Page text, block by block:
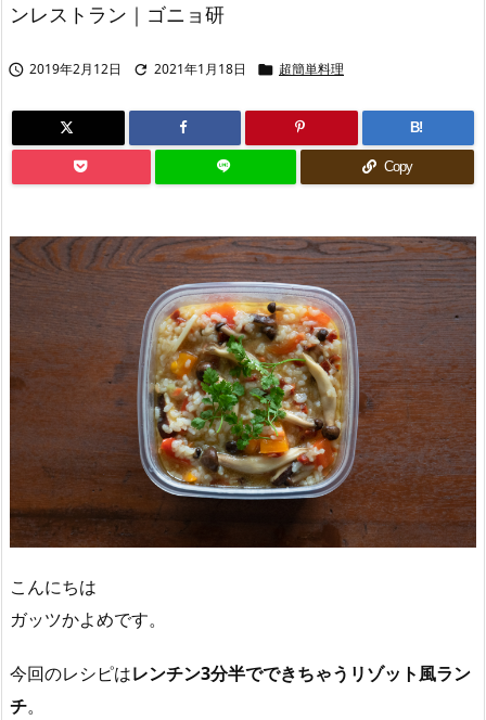
ンレストラン｜ゴニョ研
 2019年2月12日  2021年1月18日  超簡単料理
B!
Copy
こんにちは
ガッツかよめです。
今回のレシピはレンチン3分半でできちゃうリゾット風ラン
チ。